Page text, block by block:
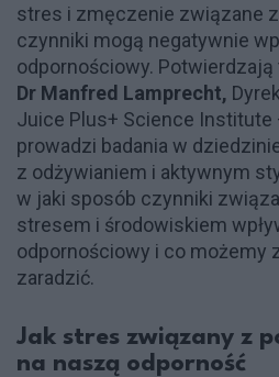
stres i zmęczenie związane z
czynniki mogą negatywnie
odpornościowy. Potwierdzają
Dr Manfred Lamprecht,
Juice Plus+ Science Institute
prowadzi badania w
z odżywianiem i aktywnym
w jaki sposób czynniki
stresem i środowiskiem
odpornościowy i co możemy
zaradzić.
Jak stres związany z
na naszą odporność